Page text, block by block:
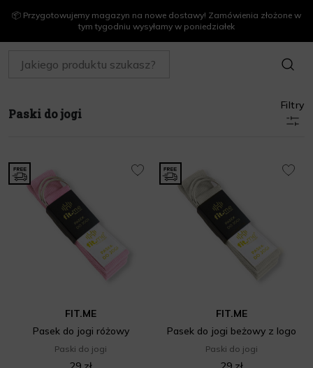
📦 Przygotowujemy magazyn na nowe dostawy! Zamówienia złożone w
tym tygodniu wysyłamy w poniedziałek
SZUKAJ
Paski do jogi
Filtry
FIT.ME
Pasek do jogi różowy
Paski do jogi
FIT.ME
Pasek do jogi beżowy z logo
Paski do jogi